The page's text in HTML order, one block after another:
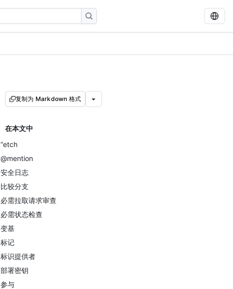
复制为 Markdown 格式
在本文中
“etch
@mention
安全日志
比较分支
必需拉取请求审查
必需状态检查
变基
标记
标识提供者
部署密钥
参与